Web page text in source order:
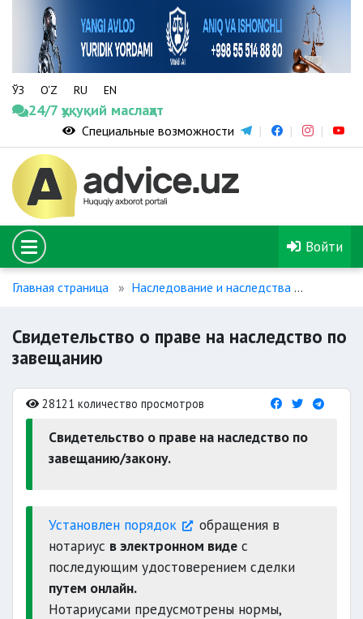
ЎЗ O‘Z RU EN
24/7 ҳуқуқий маслаҳат
Специальные возможности
Войти
Главная страница Наследование и наследства
Свидетельство о праве на наследство по
завещанию
28121 количество просмотров
Свидетельство о праве на наследство по
завещанию/закону.
Установлен порядок
обращения в
нотариус в электронном виде с
последующим удостоверением сделки
путем онлайн.
Нотариусами предусмотрены нормы,